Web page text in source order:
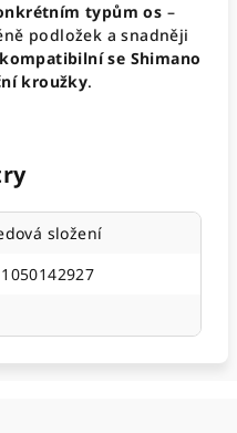
typům os –
podložek a snadněji
se Shimano
kroužky.
složení